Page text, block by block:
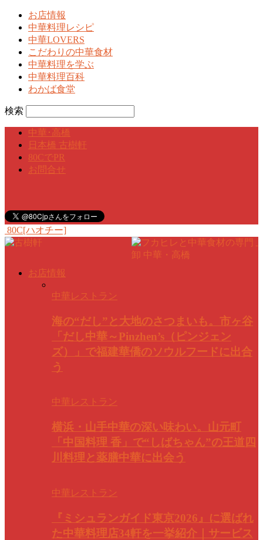
お店情報
中華料理レシピ
中華LOVERS
こだわりの中華食材
中華料理を学ぶ
中華料理百科
わかば食堂
検索
中華･高橋
日本橋 古樹軒
80CでPR
お問合せ
80C[ハオチー]
お店情報
中華レストラン
海の“だし”と大地のさつまいも。市ヶ谷
「だし中華～Pinzhen’s（ピンジェン
ズ）」で福建華僑のソウルフードに出合
う
中華レストラン
横浜・山手中華の深い味わい。山元町
「中国料理 香」で“しばちゃん”の王道四
川料理と薬膳中華に出会う
中華レストラン
『ミシュランガイド東京2026』に選ばれ
た中華料理店34軒を一挙紹介｜サービス